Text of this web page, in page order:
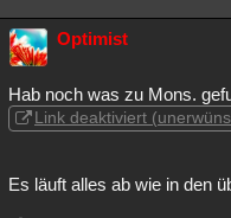
Optimist
Hab noch was zu Mons.
Link deaktiviert
Es läuft alles ab wie in den